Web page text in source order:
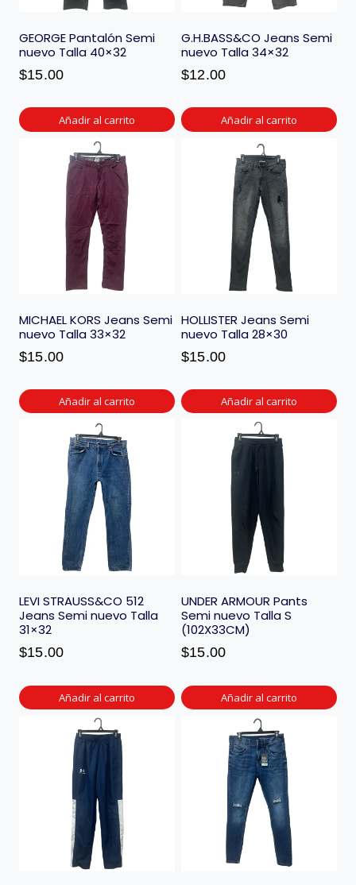
GEORGE Pantalón Semi
nuevo Talla 40×32
$15.00
Añadir al carrito
G.H.BASS&CO Jeans Semi
nuevo Talla 34×32
$12.00
Añadir al carrito
MICHAEL KORS Jeans Semi
nuevo Talla 33×32
$15.00
Añadir al carrito
HOLLISTER Jeans Semi
nuevo Talla 28×30
$15.00
Añadir al carrito
LEVI STRAUSS&CO 512
Jeans Semi nuevo Talla
31×32
$15.00
Añadir al carrito
UNDER ARMOUR Pants
Semi nuevo Talla S
(102X33CM)
$15.00
Añadir al carrito